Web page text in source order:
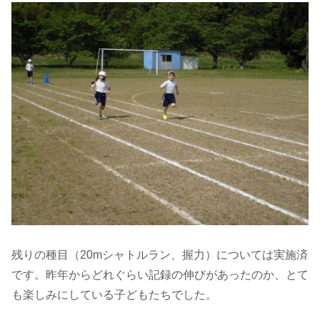
残りの種目（20mシャトルラン、握力）については実施済
です。昨年からどれぐらい記録の伸びがあったのか、とて
も楽しみにしている子どもたちでした。